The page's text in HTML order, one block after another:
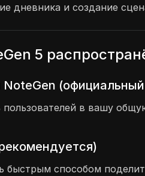
дневника и создание
5
в вашу
способом